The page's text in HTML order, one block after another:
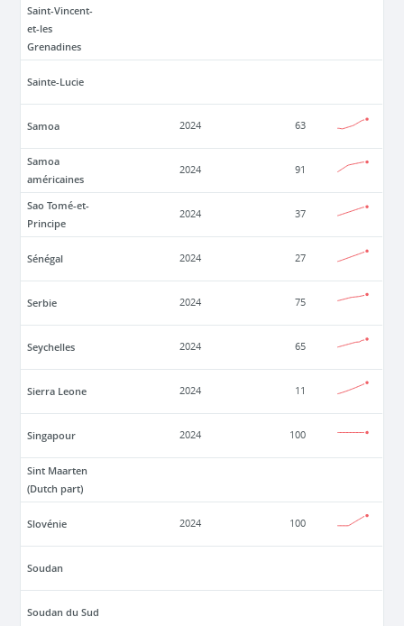
Saint-Vincent-
et-les
Grenadines
Sainte-Lucie
Samoa 2024 63
Samoa
américaines
2024 91
Sao Tomé-et-
Principe
2024 37
Sénégal 2024 27
Serbie 2024 75
Seychelles 2024 65
Sierra Leone 2024 11
Singapour 2024 100
Sint Maarten
(Dutch part)
Slovénie 2024 100
Soudan
Soudan du Sud